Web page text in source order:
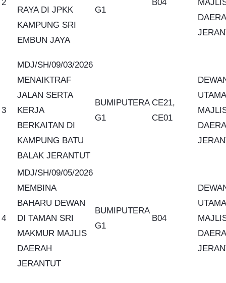
2
RAYA DI JPKK
KAMPUNG SRI
EMBUN JAYA
G1
B04
3
MDJ/SH/09/03/2026
MENAIKTRAF
JALAN SERTA
KERJA
BERKAITAN DI
KAMPUNG BATU
BALAK JERANTUT
BUMIPUTERA
G1
CE21,
CE01
UTAMA
4
MDJ/SH/09/05/2026
MEMBINA
BAHARU DEWAN
DI TAMAN SRI
MAKMUR MAJLIS
DAERAH
JERANTUT
BUMIPUTERA
G1
B04
UTAMA